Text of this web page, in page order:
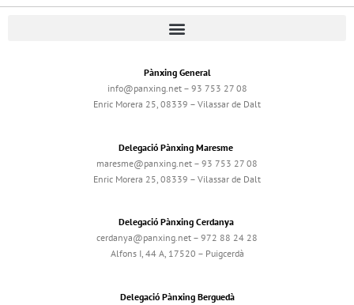
Pànxing General
info@panxing.net – 93 753 27 08
Enric Morera 25, 08339 – Vilassar de Dalt
Delegació Pànxing Maresme
maresme@panxing.net – 93 753 27 08
Enric Morera 25, 08339 – Vilassar de Dalt
Delegació Pànxing Cerdanya
cerdanya@panxing.net – 972 88 24 28
Alfons I, 44 A, 17520 – Puigcerdà
Delegació Pànxing Berguedà